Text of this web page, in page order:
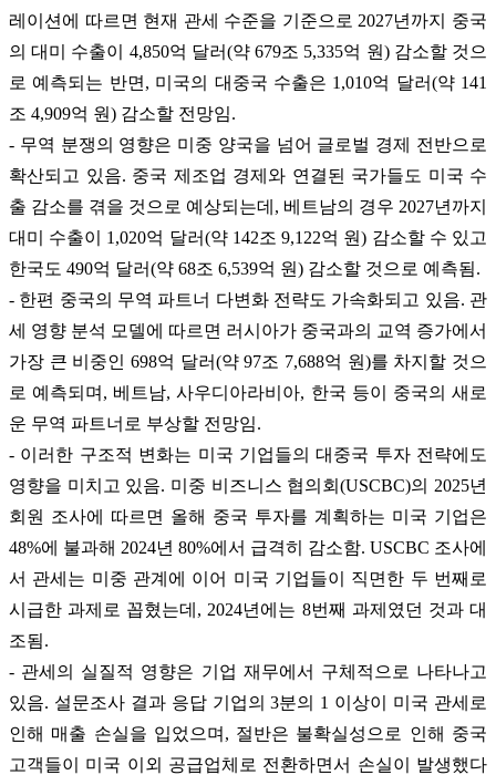
레이션에 따르면 현재 관세 수준을 기준으로 2027년까지 중국
의 대미 수출이 4,850억 달러(약 679조 5,335억 원) 감소할 것으
로 예측되는 반면, 미국의 대중국 수출은 1,010억 달러(약 141
조 4,909억 원) 감소할 전망임.
- 무역 분쟁의 영향은 미중 양국을 넘어 글로벌 경제 전반으로
확산되고 있음. 중국 제조업 경제와 연결된 국가들도 미국 수
출 감소를 겪을 것으로 예상되는데, 베트남의 경우 2027년까지
대미 수출이 1,020억 달러(약 142조 9,122억 원) 감소할 수 있고
한국도 490억 달러(약 68조 6,539억 원) 감소할 것으로 예측됨.
- 한편 중국의 무역 파트너 다변화 전략도 가속화되고 있음. 관
세 영향 분석 모델에 따르면 러시아가 중국과의 교역 증가에서
가장 큰 비중인 698억 달러(약 97조 7,688억 원)를 차지할 것으
로 예측되며, 베트남, 사우디아라비아, 한국 등이 중국의 새로
운 무역 파트너로 부상할 전망임.
- 이러한 구조적 변화는 미국 기업들의 대중국 투자 전략에도
영향을 미치고 있음. 미중 비즈니스 협의회(USCBC)의 2025년
회원 조사에 따르면 올해 중국 투자를 계획하는 미국 기업은
48%에 불과해 2024년 80%에서 급격히 감소함. USCBC 조사에
서 관세는 미중 관계에 이어 미국 기업들이 직면한 두 번째로
시급한 과제로 꼽혔는데, 2024년에는 8번째 과제였던 것과 대
조됨.
- 관세의 실질적 영향은 기업 재무에서 구체적으로 나타나고
있음. 설문조사 결과 응답 기업의 3분의 1 이상이 미국 관세로
인해 매출 손실을 입었으며, 절반은 불확실성으로 인해 중국
고객들이 미국 이외 공급업체로 전환하면서 손실이 발생했다